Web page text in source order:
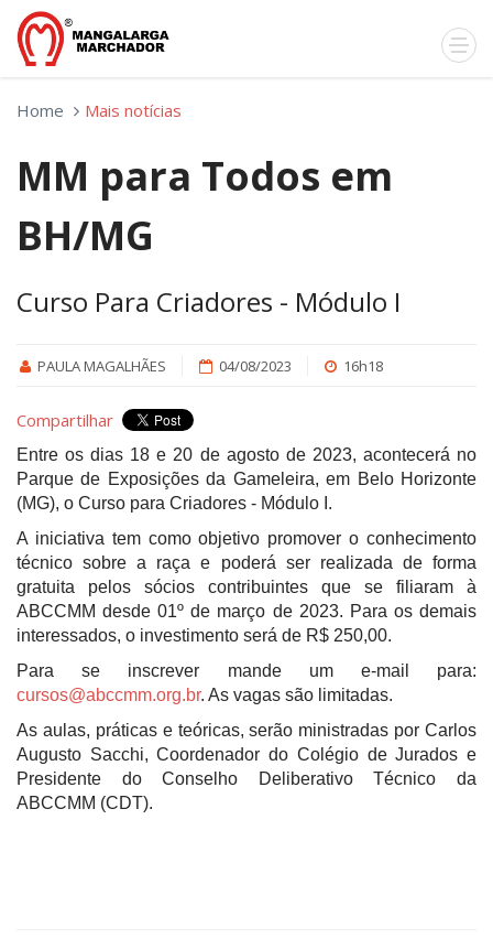
Home Mais notícias
MM para Todos em
BH/MG
Curso Para Criadores - Módulo I
PAULA MAGALHÃES 04/08/2023 16h18
Compartilhar
Entre os dias 18 e 20 de agosto de 2023, acontecerá no
Parque de Exposições da Gameleira, em Belo Horizonte
(MG), o Curso para Criadores - Módulo I.
A iniciativa tem como objetivo promover o conhecimento
técnico sobre a raça e poderá ser realizada de forma
gratuita pelos sócios contribuintes que se filiaram à
ABCCMM desde 01º de março de 2023. Para os demais
interessados, o investimento será de R$ 250,00.
Para se inscrever mande um e-mail para:
cursos@abccmm.org.br. As vagas são limitadas.
As aulas, práticas e teóricas, serão ministradas por Carlos
Augusto Sacchi, Coordenador do Colégio de Jurados e
Presidente do Conselho Deliberativo Técnico da
ABCCMM (CDT).